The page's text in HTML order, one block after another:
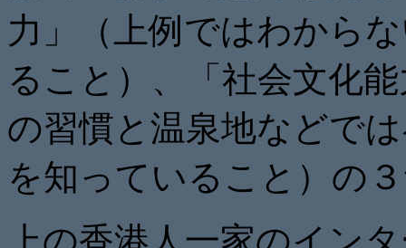
力」（上例ではわから
ること）、「社会文化
の習慣と温泉地などで
を知っていること）の
上の香港人一家のイン